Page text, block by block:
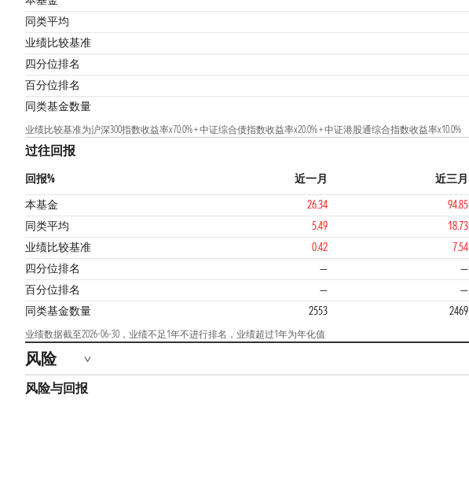
同类平均
业绩比较基准
四分位排名
3
百分位排名
同类基金数量
业绩比较基准为沪深300指数收益率x70.0% + 中证综合债指数收益率x20.0% + 中证港股通综合指数收益率x10.0%
过往回报
回报% 近一月 近三月
本基金
26.34 94.85
同类平均
5.49 18.73
业绩比较基准
0.42 7.54
四分位排名
— —
百分位排名 — —
同类基金数量
2553 2469
业绩数据截至2026-06-30，业绩不足1年不进行排名，业绩超过1年为年化值
风险
风险与回报